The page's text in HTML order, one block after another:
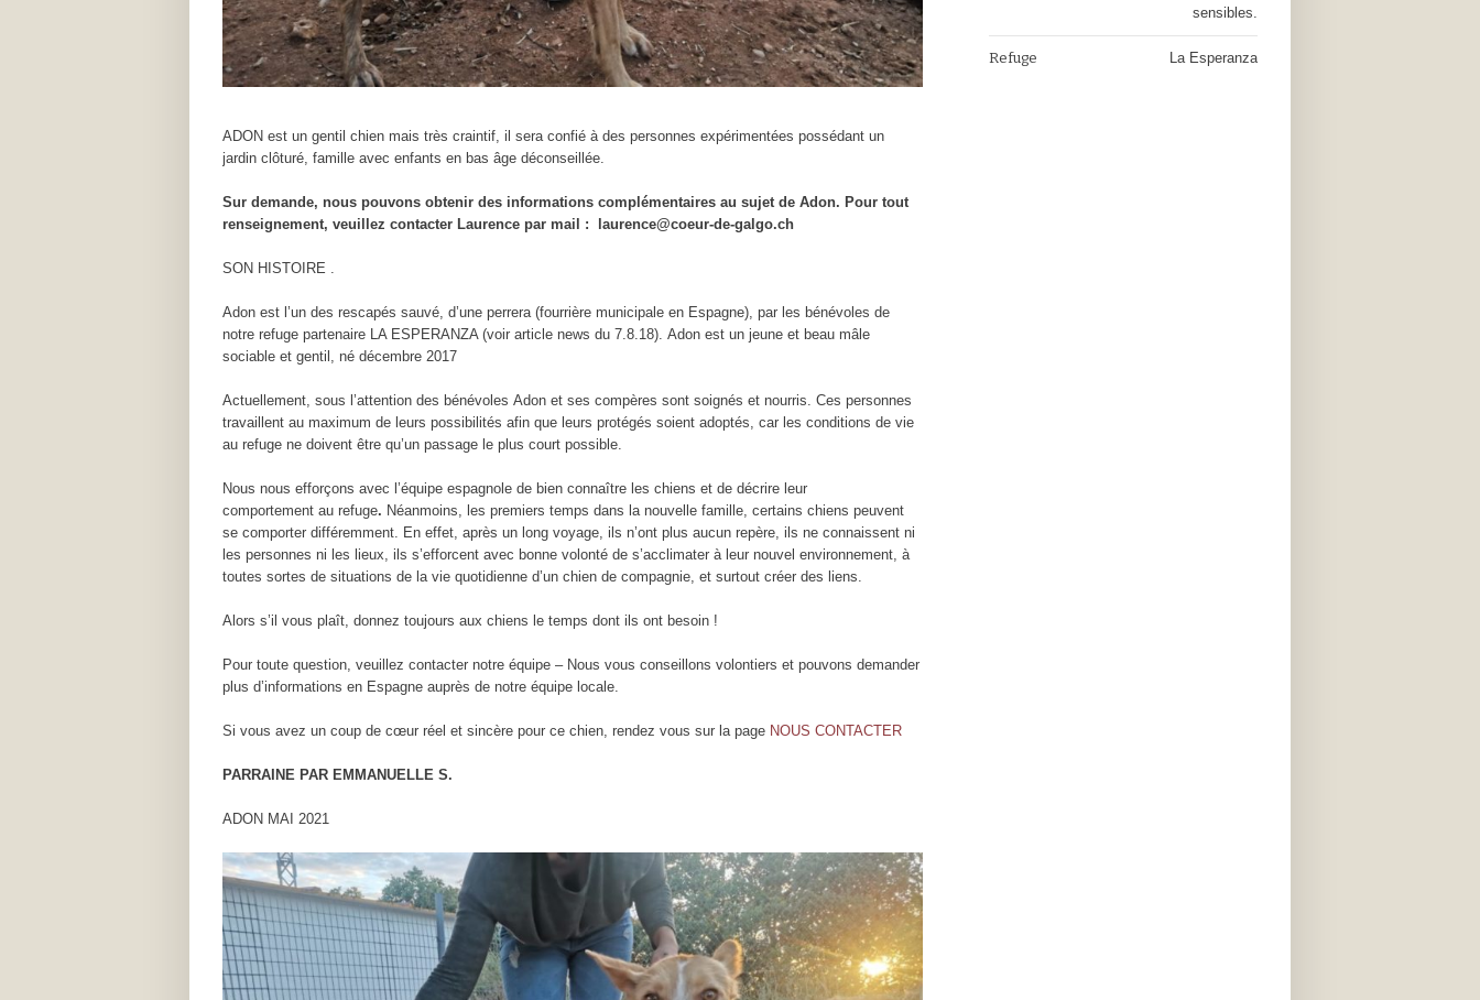
ADON est un gentil chien mais très craintif, il sera confié à des personnes expérimentées possédant un
jardin clôturé, famille avec enfants en bas âge déconseillée.
Sur demande, nous pouvons obtenir des informations complémentaires au sujet de Adon. Pour tout
renseignement, veuillez contacter Laurence par mail : laurence@coeur-de-galgo.ch
SON HISTOIRE .
Adon est l’un des rescapés sauvé, d’une perrera (fourrière municipale en Espagne), par les bénévoles de
notre refuge partenaire LA ESPERANZA (voir article news du 7.8.18). Adon est un jeune et beau mâle
sociable et gentil, né décembre 2017
Actuellement, sous l’attention des bénévoles Adon et ses compères sont soignés et nourris. Ces personnes
travaillent au maximum de leurs possibilités afin que leurs protégés soient adoptés, car les conditions de vie
au refuge ne doivent être qu’un passage le plus court possible.
Nous nous efforçons avec l’équipe espagnole de bien connaître les chiens et de décrire leur
comportement au refuge. Néanmoins, les premiers temps dans la nouvelle famille, certains chiens peuvent
se comporter différemment. En effet, après un long voyage, ils n’ont plus aucun repère, ils ne connaissent ni
les personnes ni les lieux, ils s’efforcent avec bonne volonté de s’acclimater à leur nouvel environnement, à
toutes sortes de situations de la vie quotidienne d’un chien de compagnie, et surtout créer des liens.
Alors s’il vous plaît, donnez toujours aux chiens le temps dont ils ont besoin !
Pour toute question, veuillez contacter notre équipe – Nous vous conseillons volontiers et pouvons demander
plus d’informations en Espagne auprès de notre équipe locale.
Si vous avez un coup de cœur réel et sincère pour ce chien, rendez vous sur la page NOUS CONTACTER
PARRAINE PAR EMMANUELLE S.
ADON MAI 2021
sensibles.
Refuge La Esperanza